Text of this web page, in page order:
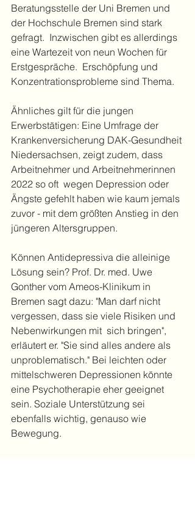
Beratungsstelle der Uni Bremen und
der Hochschule Bremen sind stark
gefragt.  Inzwischen gibt es allerdings
eine Wartezeit von neun Wochen für
Erstgespräche.  Erschöpfung und
Konzentrationsprobleme sind Thema.
Ähnliches gilt für die jungen
Erwerbstätigen: Eine Umfrage der
Krankenversicherung DAK-Gesundheit
Niedersachsen, zeigt zudem, dass
Arbeitnehmer und Arbeitnehmerinnen
2022 so oft  wegen Depression oder
Ängste gefehlt haben wie kaum jemals
zuvor - mit dem größten Anstieg in den
jüngeren Altersgruppen.
Können Antidepressiva die alleinige
Lösung sein? Prof. Dr. med. Uwe
Gonther vom Ameos-Klinikum in
Bremen sagt dazu: "Man darf nicht
vergessen, dass sie viele Risiken und
Nebenwirkungen mit  sich bringen",
erläutert er. "Sie sind alles andere als
unproblematisch." Bei leichten oder
mittelschweren Depressionen könnte
eine Psychotherapie eher geeignet
sein. Soziale Unterstützung sei
ebenfalls wichtig, genauso wie
Bewegung.